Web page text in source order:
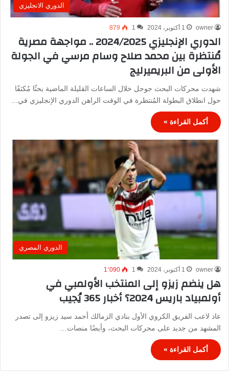
الدوري الانجليزي
owner 1 أكتوبر، 2024 1
879
الدوري الإنجليزي 2024/2025 .. مواجهة مصرية
مُنتظرة بين محمد صلاح وسام مرسي في الجولة
الأولى من البريميرليج
شهدت محركات البحث جوجل خلال الساعات القليلة الماضية بحثًا مُكثفًا
حول انطلاق البطولة المُنتظرة في الوقت الراهن الدوري الإنجليزي في…
أكمل القراءة »
الدوري المصري
owner 1 أكتوبر، 2024 1 1٬090
هل ينضم زيزو إلى المنتخب الأولمبي في
أولمبياد باريس 2024؟ أخبار 365 يُجيب
عاد لاعب الفريق الكروي الأول بنادي الزمالك أحمد سيد زيزو إلى تصدر
المشهد من جديد على محركات البحث، وأيضًا منصات…
أكمل القراءة »